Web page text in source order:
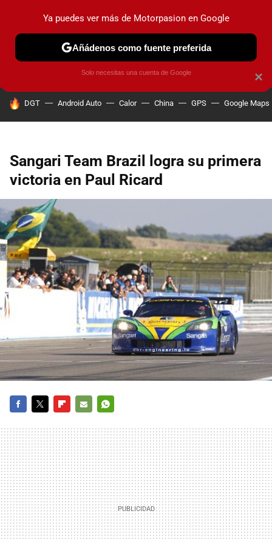
PRUEBAS COCHES ELÉCTRICOS OBSERVATORIO
HOY SE HABLA DE
DGT Android Auto Calor China GPS Google Maps
Sangari Team Brazil logra su primera
victoria en Paul Ricard
MAIL
×
Ya puedes ver más de Motorpasion en Google
Añádenos como fuente preferida
Solo necesitas una cuenta de Google